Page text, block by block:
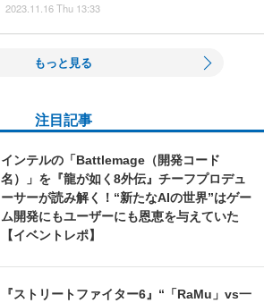
2023.11.16 Thu 13:33
もっと見る
注目記事
インテルの「Battlemage（開発コード
名）」を『龍が如く8外伝』チーフプロデュ
ーサーが読み解く！“新たなAIの世界”はゲー
ム開発にもユーザーにも恩恵を与えていた
【イベントレポ】
『ストリートファイター6』“「RaMu」vs一